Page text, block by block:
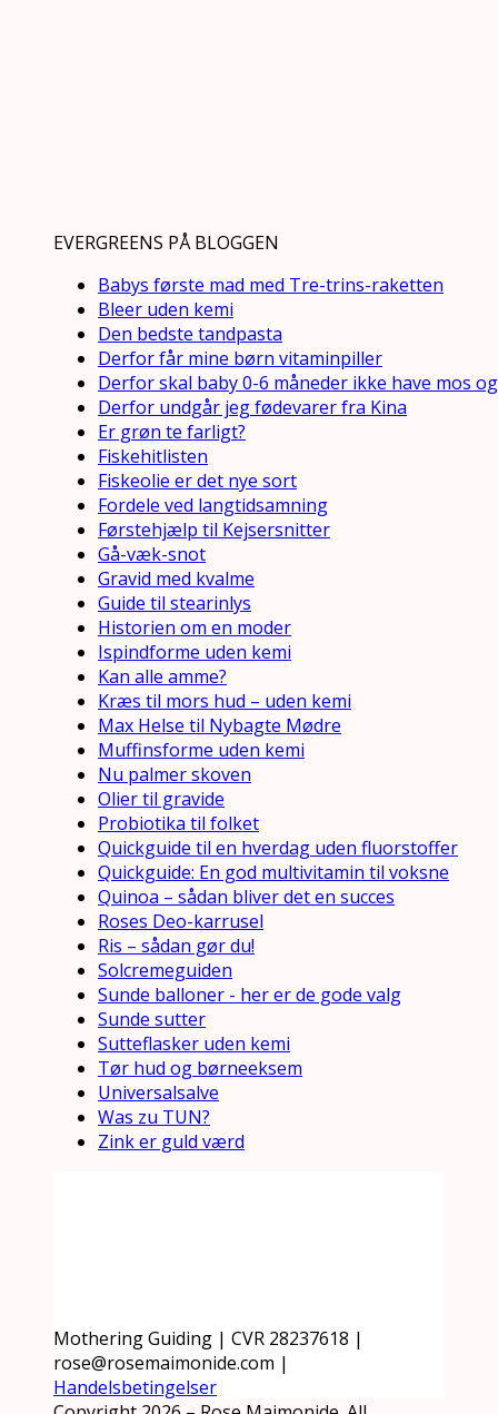
EVERGREENS PÅ BLOGGEN
Babys første mad med Tre-trins-raketten
Bleer uden kemi
Den bedste tandpasta
Derfor får mine børn vitaminpiller
Derfor skal baby 0-6 måneder ikke have mos
Derfor undgår jeg fødevarer fra Kina
Er grøn te farligt?
Fiskehitlisten
Fiskeolie er det nye sort
Fordele ved langtidsamning
Førstehjælp til Kejsersnitter
Gå-væk-snot
Gravid med kvalme
Guide til stearinlys
Historien om en moder
Ispindforme uden kemi
Kan alle amme?
Kræs til mors hud – uden kemi
Max Helse til Nybagte Mødre
Muffinsforme uden kemi
Nu palmer skoven
Olier til gravide
Probiotika til folket
Quickguide til en hverdag uden fluorstoffer
Quickguide: En god multivitamin til voksne
Quinoa – sådan bliver det en succes
Roses Deo-karrusel
Ris – sådan gør du!
Solcremeguiden
Sunde balloner - her er de gode valg
Sunde sutter
Sutteflasker uden kemi
Tør hud og børneeksem
Universalsalve
Was zu TUN?
Zink er guld værd
Mothering Guiding | CVR 28237618 |
rose@rosemaimonide.com |
Handelsbetingelser